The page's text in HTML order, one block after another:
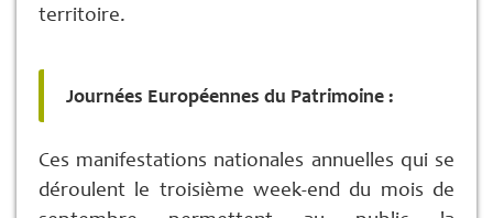
territoire.
Journées Européennes du Patrimoine :
Ces manifestations nationales annuelles qui se
déroulent le troisième week-end du mois de